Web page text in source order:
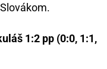
1:2 pp (0:0, 1:1,